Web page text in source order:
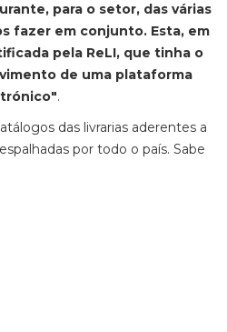
para o setor, das várias
fazer em conjunto. Esta, em
pela ReLI, que tinha o
de uma plataforma
.
das livrarias aderentes a
por todo o país. Sabe